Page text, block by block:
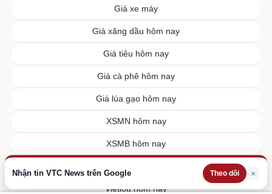
Nhận tin VTC News trên Google Theo dõi ×
Giá xe máy
Giá xăng dầu hôm nay
Giá tiêu hôm nay
Giá cà phê hôm nay
Giá lúa gạo hôm nay
XSMN hôm nay
XSMB hôm nay
Vietlott hôm nay